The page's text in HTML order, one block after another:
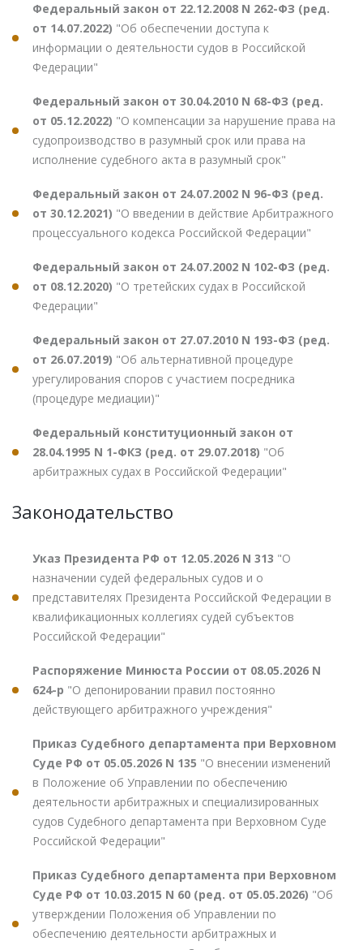
Федеральный закон от 22.12.2008 N 262-ФЗ (ред.
от 14.07.2022) "Об обеспечении доступа к
информации о деятельности судов в Российской
Федерации"
Федеральный закон от 30.04.2010 N 68-ФЗ (ред.
от 05.12.2022) "О компенсации за нарушение права на
судопроизводство в разумный срок или права на
исполнение судебного акта в разумный срок"
Федеральный закон от 24.07.2002 N 96-ФЗ (ред.
от 30.12.2021) "О введении в действие Арбитражного
процессуального кодекса Российской Федерации"
Федеральный закон от 24.07.2002 N 102-ФЗ (ред.
от 08.12.2020) "О третейских судах в Российской
Федерации"
Федеральный закон от 27.07.2010 N 193-ФЗ (ред.
от 26.07.2019) "Об альтернативной процедуре
урегулирования споров с участием посредника
(процедуре медиации)"
Федеральный конституционный закон от
28.04.1995 N 1-ФКЗ (ред. от 29.07.2018) "Об
арбитражных судах в Российской Федерации"
Законодательство
Указ Президента РФ от 12.05.2026 N 313 "О
назначении судей федеральных судов и о
представителях Президента Российской Федерации в
квалификационных коллегиях судей субъектов
Российской Федерации"
Распоряжение Минюста России от 08.05.2026 N
624-р "О депонировании правил постоянно
действующего арбитражного учреждения"
Приказ Судебного департамента при Верховном
Суде РФ от 05.05.2026 N 135 "О внесении изменений
в Положение об Управлении по обеспечению
деятельности арбитражных и специализированных
судов Судебного департамента при Верховном Суде
Российской Федерации"
Приказ Судебного департамента при Верховном
Суде РФ от 10.03.2015 N 60 (ред. от 05.05.2026) "Об
утверждении Положения об Управлении по
обеспечению деятельности арбитражных и